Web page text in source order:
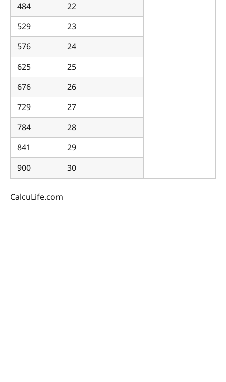
484
22
529
23
576
24
625
25
676
26
729
27
784
28
841
29
900
30
CalcuLife.com